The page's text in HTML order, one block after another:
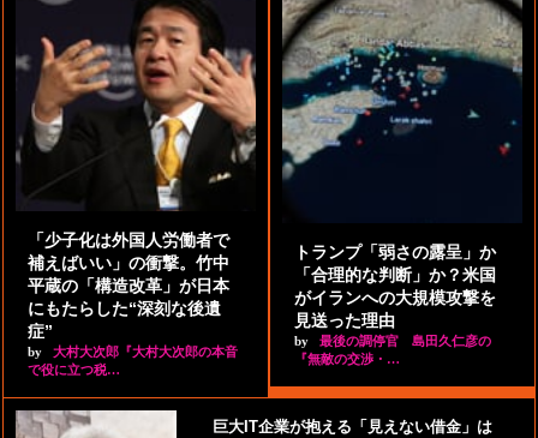
「少子化は外国人労働者で
補えばいい」の衝撃。竹中
平蔵の「構造改革」が日本
にもたらした“深刻な後遺
症”
by
大村大次郎『大村大次郎の本音
で役に立つ税…
トランプ「弱さの露呈」か
「合理的な判断」か？米国
がイランへの大規模攻撃を
見送った理由
by
最後の調停官 島田久仁彦の
『無敵の交渉・…
巨大IT企業が抱える「見えない借金」は